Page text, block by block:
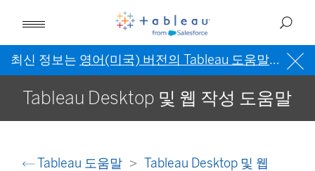
최신 정보는 영어(미국) 버전의 Tableau 도움말을 참조
Tableau Desktop 및 웹 작성 도움말
Tableau 도움말
Tableau Desktop 및 웹